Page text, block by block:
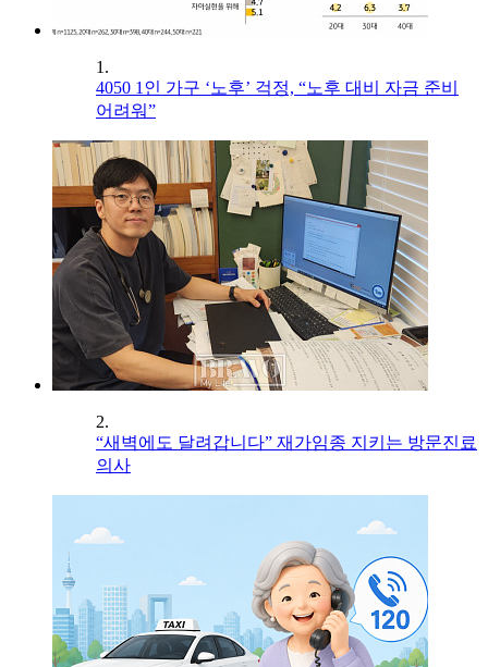
1.
4050 1인 가구 ‘노후’ 걱정, “노후 대비 자금 준비
어려워”
2.
“새벽에도 달려갑니다” 재가임종 지키는 방문진료
의사